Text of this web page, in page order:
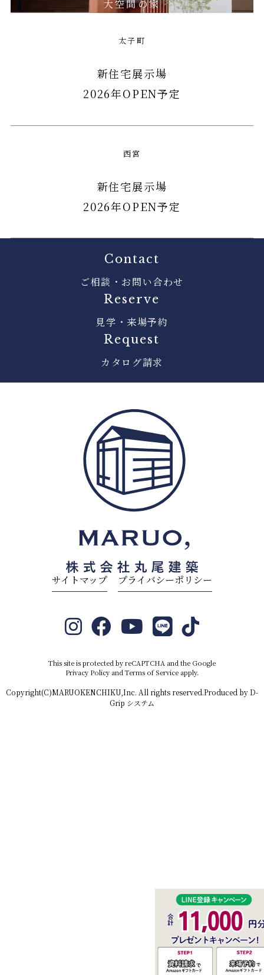
大空間の家
太子町
新住宅展示場
2026年OPEN予定
西宮
新住宅展示場
2026年OPEN予定
Contact
ご相談・お問い合わせ
Reserve
見学・来場予約
Request
カタログ請求
サイトマップ プライバシーポリシー
This site is protected by reCAPTCHA and the Google
Privacy PolicyandTerms of Serviceapply.
Copyright(C)MARUOKENCHIKU,Inc. All rights reserved.Produced byD-
Grip システム